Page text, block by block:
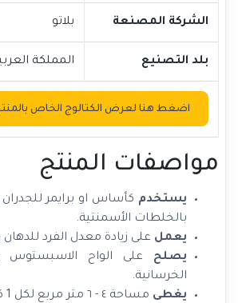
الشركة المصنعة بلاتو
بلد التصنيع المملكة
اضغط هنا لعرض الكتالوج الخاص
مواصفات المنتج
يستخدم كأساس او برايمر
بالخلطات الأسمنتية.
يعمل على زيادة معدل الفرد للدهان
يصلح على الواح الاسبستوس
الخرسانية.
يغطى مساحة ٤ - ٦ متر مربع لكل 1 كجم